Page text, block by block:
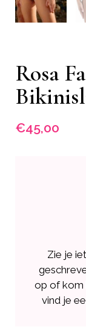
Rosa
€45,00
Zie je
op of kom
vind je